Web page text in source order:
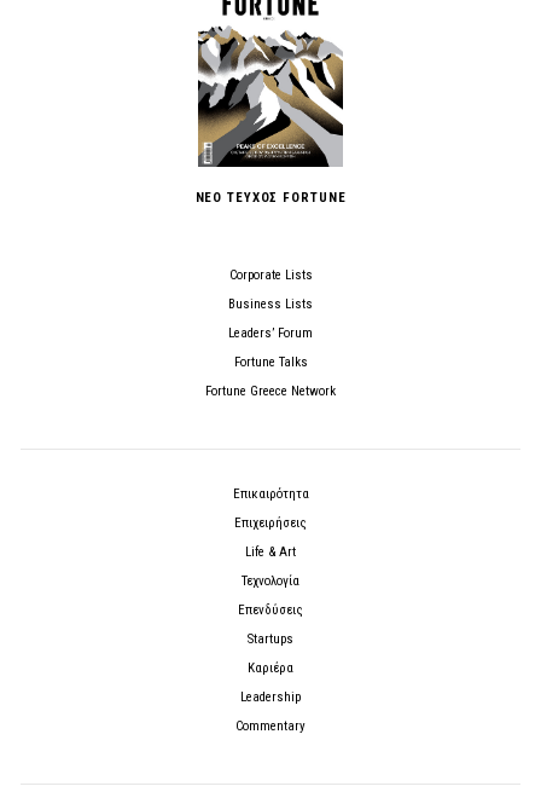
ΝΕΟ ΤΕΥΧΟΣ FORTUNE
Corporate Lists
Business Lists
Leaders’ Forum
Fortune Talks
Fortune Greece Network
Επικαιρότητα
Επιχειρήσεις
Life & Art
Τεχνολογία
Επενδύσεις
Startups
Καριέρα
Leadership
Commentary